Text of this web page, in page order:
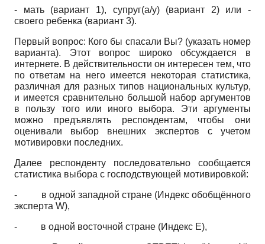
- мать (вариант 1), супруг(а/у) (вариант 2) или -
своего ребенка (вариант 3).
Первый вопрос: Кого бы спасали Вы? (указать номер
варианта). Этот вопрос широко обсуждается в
интернете. В действительности он интересен тем, что
по ответам на него имеется некоторая статистика,
различная для разных типов национальных культур,
и имеется сравнительно большой набор аргументов
в пользу того или иного выбора. Эти аргументы
можно предъявлять респондентам, чтобы они
оценивали выбор внешних экспертов с учетом
мотивировки последних.
Далее респонденту последовательно сообщается
статистика выбора с господствующей мотивировкой:
- в одной западной стране (Индекс обобщённого
эксперта W),
- в одной восточной стране (Индекс E),